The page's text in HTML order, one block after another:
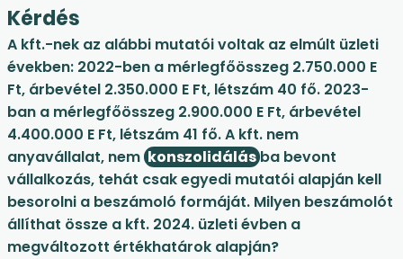
Kérdés
A kft.-nek az alábbi mutatói voltak az elmúlt üzleti
években: 2022-ben a mérlegfőösszeg 2.750.000 E
Ft, árbevétel 2.350.000 E Ft, létszám 40 fő. 2023-
ban a mérlegfőösszeg 2.900.000 E Ft, árbevétel
4.400.000 E Ft, létszám 41 fő. A kft. nem
anyavállalat, nem konszolidálás ba bevont
vállalkozás, tehát csak egyedi mutatói alapján kell
besorolni a beszámoló formáját. Milyen beszámolót
állíthat össze a kft. 2024. üzleti évben a
megváltozott értékhatárok alapján?